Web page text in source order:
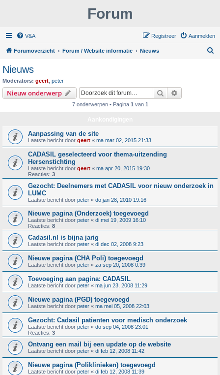
Forum
V&A Aanmelden
Registreer
Forumoverzicht Forum / Website informatie Nieuws
Nieuws
Moderators: geert peter
Nieuw onderwerp Zoek
7 onderwerpen • Pagina 1 van 1
Aanpassing van de site
Laatste bericht door geert « ma mar 02, 2015 21:33
CADASIL geselecteerd voor thema-uitzending
Hersenstichting
Laatste bericht door geert « ma apr 20, 2015 19:30
Reacties: 3
Gezocht: Deelnemers met CADASIL voor nieuw onderzoek in
LUMC
Laatste bericht door peter « do jan 28, 2010 19:16
Nieuwe pagina (Onderzoek) toegevoegd
Laatste bericht door peter « di mei 19, 2009 16:10
Reacties: 8
Cadasil.nl is bijna jarig
Laatste bericht door peter « di dec 02, 2008 9:23
Nieuwe pagina (CHA Poli) toegevoegd
Laatste bericht door peter « za sep 20, 2008 0:39
Toevoeging aan pagina: CADASIL
Laatste bericht door peter « ma jun 23, 2008 11:29
Nieuwe pagina (PGD) toegevoegd
Laatste bericht door peter « ma mei 05, 2008 22:03
Gezocht: Cadasil patienten voor medisch onderzoek
Laatste bericht door peter « do sep 04, 2008 23:01
Reacties: 3
Ontvang een mail bij een update op de website
Laatste bericht door peter « di feb 12, 2008 11:42
Nieuwe pagina (Poliklinieken) toegevoegd
Laatste bericht door peter « di feb 12, 2008 11:39